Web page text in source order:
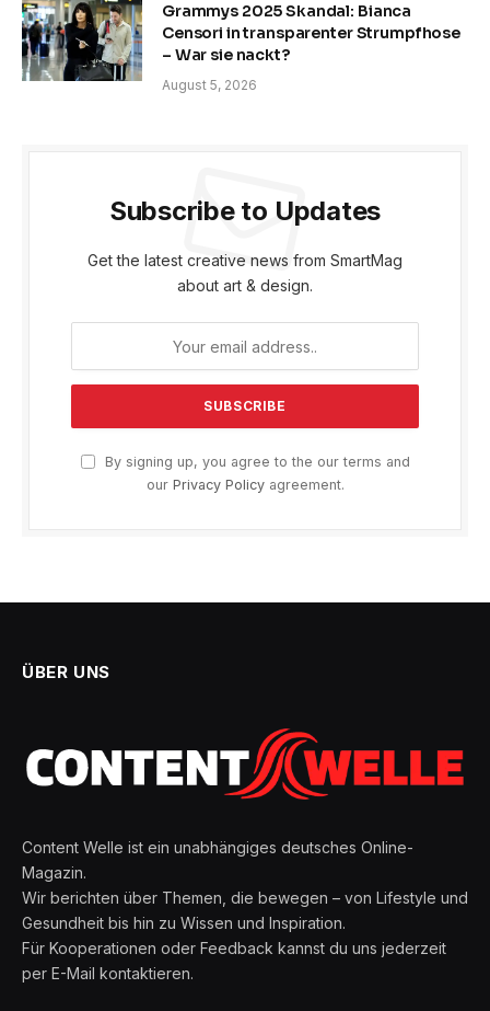
Grammys 2025 Skandal: Bianca
Censori in transparenter Strumpfhose
– War sie nackt?
August 5, 2026
Subscribe to Updates
Get the latest creative news from SmartMag
about art & design.
By signing up, you agree to the our terms and
our Privacy Policyagreement.
ÜBER UNS
Content Welle ist ein unabhängiges deutsches Online-
Magazin.
Wir berichten über Themen, die bewegen – von Lifestyle und
Gesundheit bis hin zu Wissen und Inspiration.
Für Kooperationen oder Feedback kannst du uns jederzeit
per E-Mail kontaktieren.